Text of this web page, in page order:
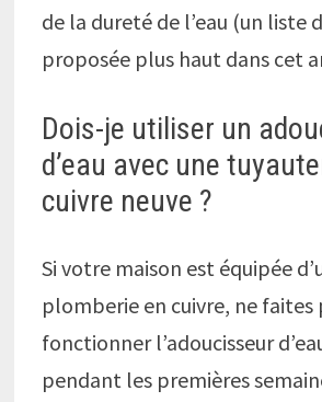
de la dureté de l’eau (un liste
proposée plus haut dans cet
Dois-je utiliser un
d’eau avec une
cuivre neuve ?
Si votre maison est équipée
plomberie en cuivre, ne faites
fonctionner l’adoucisseur
pendant les premières